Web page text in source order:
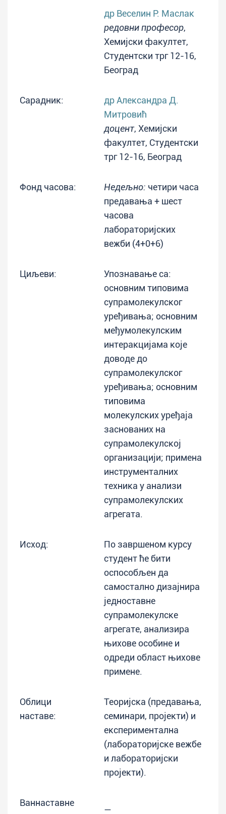
др Веселин Р. Маслак
редовни професор,
Хемијски факултет,
Студентски трг 12-16,
Београд
Сарадник:
др Александра Д.
Митровић
доцент, Хемијски
факултет, Студентски
трг 12-16, Београд
Фонд часова: Недељно: четири часа
предавања + шест
часова
лабораторијских
вежби (4+0+6)
Циљеви:
Упознавање са:
основним типовима
супрамолекулског
уређивања; основним
међумолекулским
интеракцијама које
доводе до
супрамолекулског
уређивања; основним
типовима
молекулских уређаја
заснованих на
супрамолекулској
организацији; примена
инструменталних
техника у анализи
супрамолекулских
агрегата.
Исход:
По завршеном курсу
студент ће бити
оспособљен да
самостално дизајнира
једноставне
супрамолекулске
агрегате, анализира
њихове особине и
одреди област њихове
примене.
Облици
наставе:
Теоријска (предавања,
семинари, пројекти) и
експериментална
(лабораторијске вежбе
и лабораторијски
пројекти).
Ваннаставне
—